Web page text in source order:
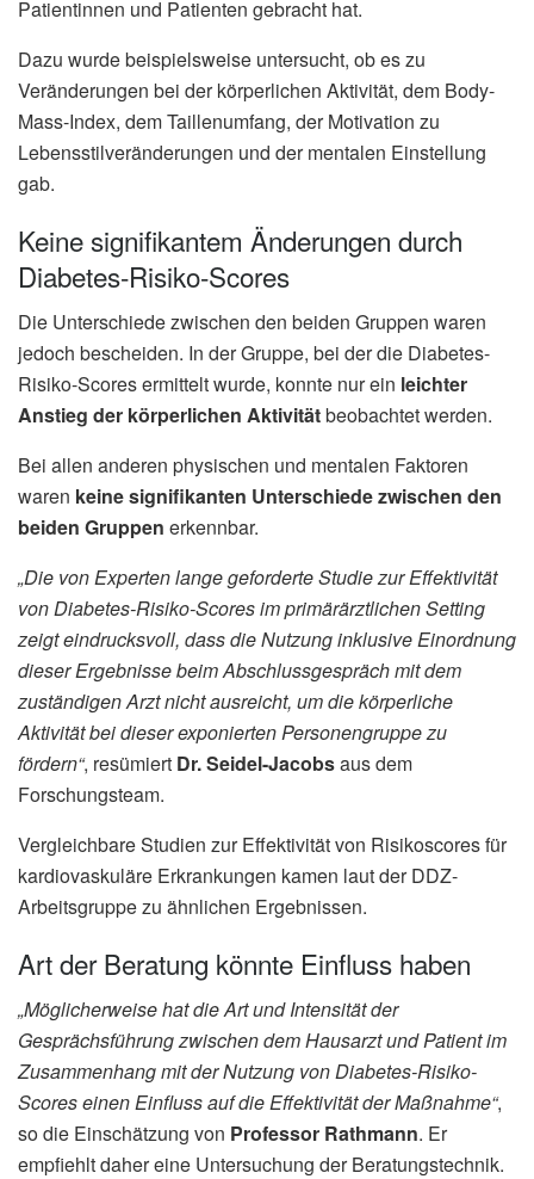
Patientinnen und Patienten gebracht hat.
Dazu wurde beispielsweise untersucht, ob es zu
Veränderungen bei der körperlichen Aktivität, dem Body-
Mass-Index, dem Taillenumfang, der Motivation zu
Lebensstilveränderungen und der mentalen Einstellung
gab.
Keine signifikantem Änderungen durch
Diabetes-Risiko-Scores
Die Unterschiede zwischen den beiden Gruppen waren
jedoch bescheiden. In der Gruppe, bei der die Diabetes-
Risiko-Scores ermittelt wurde, konnte nur ein leichter
Anstieg der körperlichen Aktivitätbeobachtet werden.
Bei allen anderen physischen und mentalen Faktoren
waren keine signifikanten Unterschiede zwischen den
beiden Gruppen erkennbar.
„Die von Experten lange geforderte Studie zur Effektivität
von Diabetes-Risiko-Scores im primärärztlichen Setting
zeigt eindrucksvoll, dass die Nutzung inklusive Einordnung
dieser Ergebnisse beim Abschlussgespräch mit dem
zuständigen Arzt nicht ausreicht, um die körperliche
Aktivität bei dieser exponierten Personengruppe zu
fördern“, resümiert Dr. Seidel-Jacobsaus dem
Forschungsteam.
Vergleichbare Studien zur Effektivität von Risikoscores für
kardiovaskuläre Erkrankungen kamen laut der DDZ-
Arbeitsgruppe zu ähnlichen Ergebnissen.
Art der Beratung könnte Einfluss haben
„Möglicherweise hat die Art und Intensität der
Gesprächsführung zwischen dem Hausarzt und Patient im
Zusammenhang mit der Nutzung von Diabetes-Risiko-
Scores einen Einfluss auf die Effektivität der Maßnahme“,
so die Einschätzung von Professor Rathmann. Er
empfiehlt daher eine Untersuchung der Beratungstechnik.